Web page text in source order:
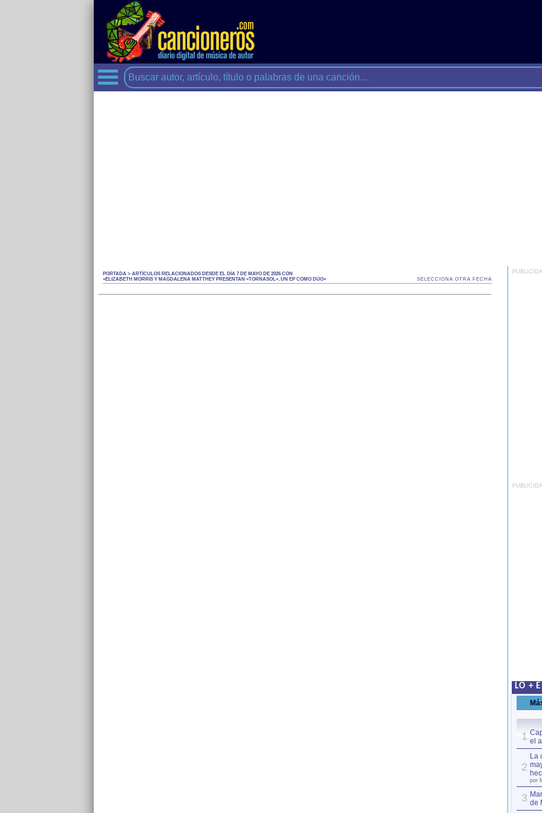
PORTADA > ARTÍCULOS RELACIONADOS DESDE EL DÍA 7 DE MAYO DE 2026 CON
«ELIZABETH MORRIS Y MAGDALENA MATTHEY PRESENTAN «TORNASOL», UN EP COMO DÚO»
SELECCIONA OTRA FECHA
LO +
1 el
2
La
por
3 de